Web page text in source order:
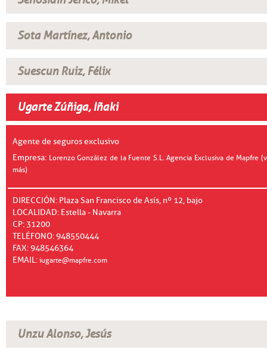
Sota Martínez, Antonio
Suescun Ruiz, Félix
Ugarte Zúñiga, Iñaki
Agente de seguros exclusivo
Empresa: Lorenzo González de la Fuente S.L. Agencia Exclusiva de Mapfre
más)
DIRECCIÓN: Plaza San Francisco de Asís, nº 12, bajo
LOCALIDAD: Estella - Navarra
CP: 31200
TELÉFONO: 948550444
FAX: 948546364
EMAIL:iugarte@mapfre.com
Unzu Alonso, Jesús